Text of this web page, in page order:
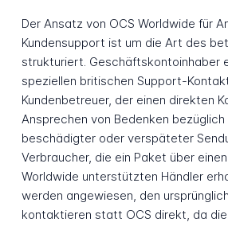
Der Ansatz von OCS Worldwide für
Kundensupport ist um die Art des
strukturiert. Geschäftskontoinhaber
speziellen britischen Support-
Kundenbetreuer, der einen direkten
Ansprechen von Bedenken bezüglich
beschädigter oder verspäteter
Verbraucher, die ein Paket über
Worldwide unterstützten Händler
werden angewiesen, den
kontaktieren statt OCS direkt, da